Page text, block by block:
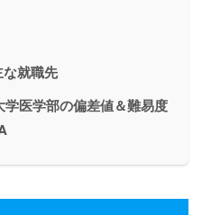
就職先
学医学部の偏差値＆難易度